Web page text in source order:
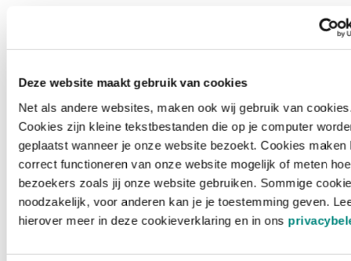
Deze website maakt gebruik van cookies
Net als andere websites, maken ook wij gebruik van
Cookies zijn kleine tekstbestanden die op je computer
geplaatst wanneer je onze website bezoekt. Cookies maken
correct functioneren van onze website mogelijk of meten hoe
bezoekers zoals jij onze website gebruiken. Sommige
noodzakelijk, voor anderen kan je je toestemming geven.
hierover meer in deze cookieverklaring en in ons